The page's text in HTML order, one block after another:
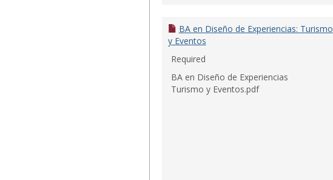
BA en Diseño de Experiencias: Turismo
y Eventos
Required
BA en Diseño de Experiencias
Turismo y Eventos.pdf